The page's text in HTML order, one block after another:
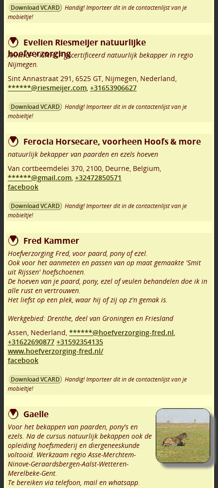
Download VCARD
Handig! Importeer dit in de contactenlijst van je
mobieltje!
Evelien Riesmeijer natuurlijke
hoefverzorging
AANHCP / ISNHCP gecertificeerd natuurlijk bekapper in regio
Nijmegen.
Sint Annastraat 291 , 6525 GT, Nijmegen, Nederland,
******@riesmeijer.com, +31653906627
Download VCARD
Handig! Importeer dit in de contactenlijst van je
mobieltje!
Ferocia Horsecare, voorheen Hoofs & more
natuurlijk bekapper van paarden en ezels hoeven
Van cortbeemdelei 370, 2100, Deurne, Belgium,
******@gmail.com, +32472850571
facebook
Download VCARD
Handig! Importeer dit in de contactenlijst van je
mobieltje!
Fred Kammer
Hoefverzorging Fred, voor paard, pony of ezel.
Ook voor het aanmeten en passen van op maat gemaakte 'Smit
uit Rijssen' hoefschoenen.
De hoeven van je paard, pony, ezel of veulen behandelen doe ik in
alle rust en vertrouwen.
Het liefst op een plek, waar hij of zij op z'n gemak is.
Werkgebied: Drenthe, deel van Groningen en Friesland
Assen, Nederland, ******@hoefverzorging-fred.nl,
+31622690877 +31592354135
www.hoefverzorging-fred.nl/
facebook
Download VCARD
Handig! Importeer dit in de contactenlijst van je
mobieltje!
Gaelle
Voor het bekappen van paarden, pony's en
ezels. Na de cursus natuurlijk bekappen ook de
opleiding hoefsmederij en diergeneeskunde
voltooid. Werkzaam regio Asse-Merchtem-
Ninove-Geraardsbergen-Aalst-Wetteren-
Merelbeke-Gent.
Te bereiken via telefoon, mail en whatsapp.